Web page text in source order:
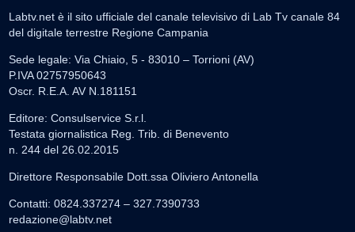
Labtv.net è il sito ufficiale del canale televisivo di Lab Tv canale 84
del digitale terrestre Regione Campania
Sede legale: Via Chiaio, 5 - 83010 – Torrioni (AV)
P.IVA 02757950643
Oscr. R.E.A. AV N.181151
Editore: Consulservice S.r.l.
Testata giornalistica Reg. Trib. di Benevento
n. 244 del 26.02.2015
Direttore Responsabile Dott.ssa Oliviero Antonella
Contatti: 0824.337274 – 327.7390733
redazione@labtv.net